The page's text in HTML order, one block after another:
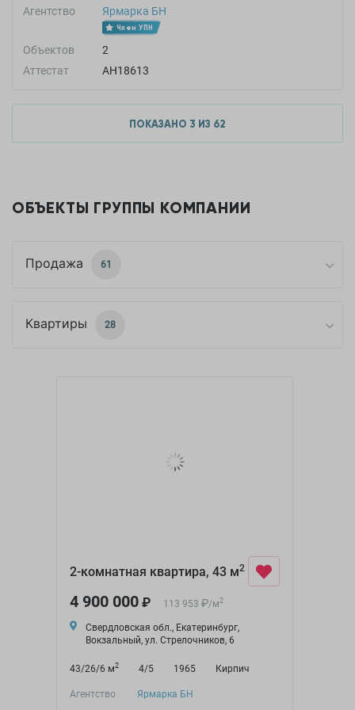
Агентство Ярмарка БН
Член УПН
Объектов
2
Аттестат
АН18613
ПОКАЗАНО 3 ИЗ 62
ОБЪЕКТЫ ГРУППЫ КОМПАНИИ
Продажа 61
Квартиры 28
2-комнатная квартира, 43 м2
4 900 000₽ 113 953 ₽/м2
Свердловская обл., Екатеринбург,
Вокзальный, ул. Стрелочников, 6
43/26/6 м2 4/5 1965 Кирпич
Агентство Ярмарка БН